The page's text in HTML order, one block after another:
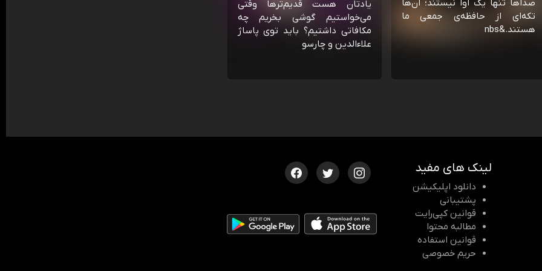
صداها تنها یک آوا نیستند؛ آن‌ها
تکه‌ای از حافظه‌ی جمعی ما
هستند.&nbs
یادتان هست قدیم‌ترها وقتی
می‌خواستیم گوشی بخریم چه
مکافاتی داشتیم؟ باید توی پاساژ
علاءالدین و چارسو
لینک های مفید
دانلود اپلیکیشن
پشتیبانی
قوانین کپی‌رایت
مطالبه محتوا
قوانین استفاده
حریم خصوصی